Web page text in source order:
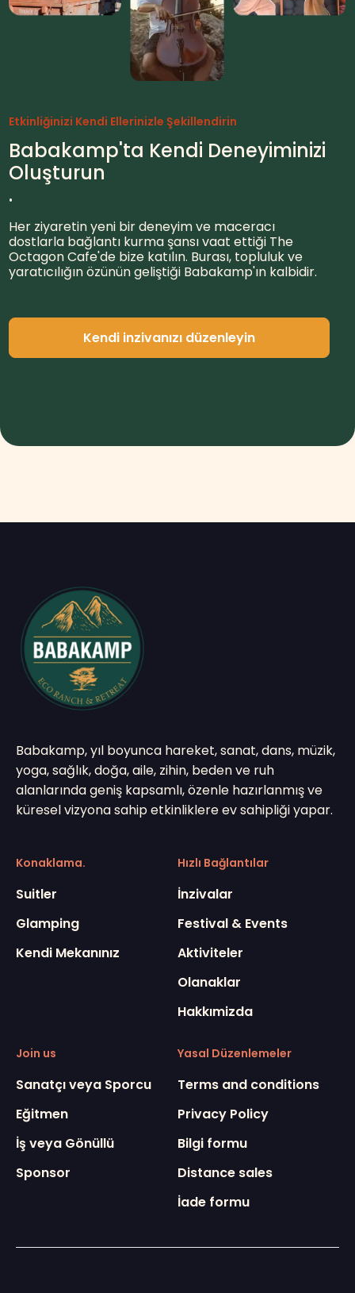
Etkinliğinizi Kendi Ellerinizle Şekillendirin
Babakamp'ta Kendi Deneyiminizi
Oluşturun
.
Her ziyaretin yeni bir deneyim ve maceracı
dostlarla bağlantı kurma şansı vaat ettiği The
Octagon Cafe'de bize katılın. Burası, topluluk ve
yaratıcılığın özünün geliştiği Babakamp'ın kalbidir.
Kendi inzivanızı düzenleyin
Babakamp, yıl boyunca hareket, sanat, dans, müzik,
yoga, sağlık, doğa, aile, zihin, beden ve ruh
alanlarında geniş kapsamlı, özenle hazırlanmış ve
küresel vizyona sahip etkinliklere ev sahipliği yapar.
Konaklama.
Suitler
Glamping
Kendi Mekanınız
Hızlı Bağlantılar
İnzivalar
Festival & Events
Aktiviteler
Olanaklar
Hakkımizda
Join us
Sanatçı veya Sporcu
Eğitmen
İş veya Gönüllü
Sponsor
Yasal Düzenlemeler
Terms and conditions
Privacy Policy
Bilgi formu
Distance sales
İade formu